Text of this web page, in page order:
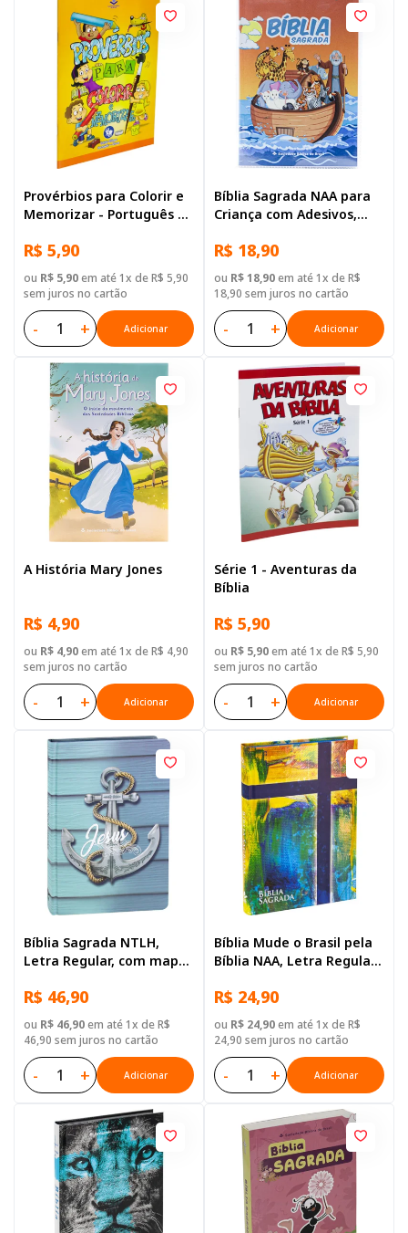
Provérbios para Colorir e
Memorizar - Português e
R$ 5,90
ou R$ 5,90em até 1x de R$ 5,90
sem juros no cartão
- + Adicionar
Bíblia Sagrada NAA para
Criança com Adesivos,
Brochura Ilustrada:
Terracota
R$ 18,90
ou R$ 18,90em até 1x de R$
18,90 sem juros no cartão
- + Adicionar
A História Mary Jones
R$ 4,90
ou R$ 4,90em até 1x de R$ 4,90
sem juros no cartão
- + Adicionar
Série 1 - Aventuras da
Bíblia
R$ 5,90
ou R$ 5,90em até 1x de R$ 5,90
sem juros no cartão
- + Adicionar
Bíblia Sagrada NTLH,
Letra Regular, com mapa,
Azul-claro
R$ 46,90
ou R$ 46,90em até 1x de R$
46,90 sem juros no cartão
- + Adicionar
Bíblia Mude o Brasil pela
Bíblia NAA, Letra Regular,
R$ 24,90
ou R$ 24,90em até 1x de R$
24,90 sem juros no cartão
- + Adicionar